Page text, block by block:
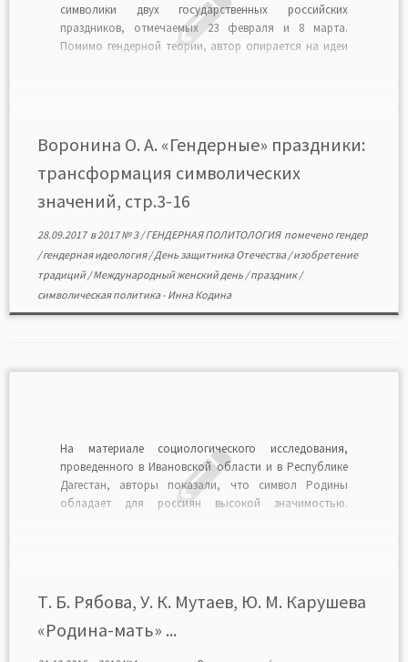
символики двух государственных российских
праздников, отмечаемых 23 февраля и 8 марта.
Помимо гендерной теории, автор опирается на идеи
Воронина О. А. «Гендерные» праздники:
трансформация символических
значений, стр.3-16
28.09.2017в2017 № 3/ГЕНДЕРНАЯ ПОЛИТОЛОГИЯ помечено гендер
/гендерная идеология/День защитника Отечества/изобретение
традиций/Международный женский день /праздник/
символическая политика- Инна Кодина
На материале социологического исследования,
проведенного в Ивановской области и в Республике
Дагестан, авторы показали, что символ Родины
обладает для россиян высокой значимостью.
договорных отношений гражданина с […]
Т. Б. Рябова, У. К. Мутаев, Ю. М. Карушева
«Родина-мать» ...